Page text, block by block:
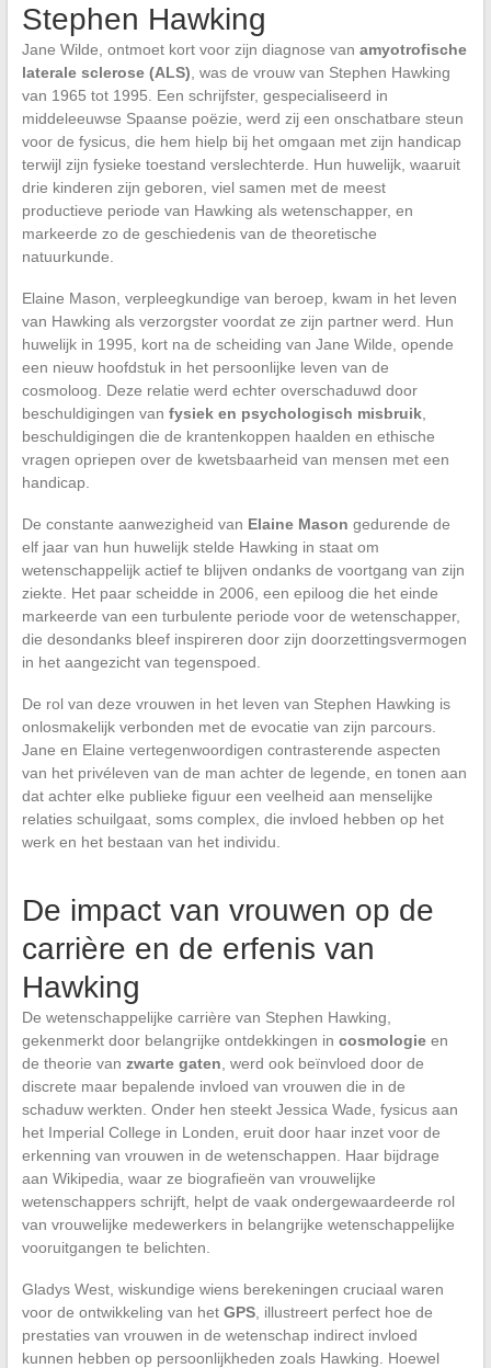
Stephen Hawking
Jane Wilde, ontmoet kort voor zijn diagnose van amyotrofische
laterale sclerose (ALS) , was de vrouw van Stephen Hawking
van 1965 tot 1995. Een schrijfster, gespecialiseerd in
middeleeuwse Spaanse poëzie, werd zij een onschatbare steun
voor de fysicus, die hem hielp bij het omgaan met zijn handicap
terwijl zijn fysieke toestand verslechterde. Hun huwelijk, waaruit
drie kinderen zijn geboren, viel samen met de meest
productieve periode van Hawking als wetenschapper, en
markeerde zo de geschiedenis van de theoretische
natuurkunde.
Elaine Mason, verpleegkundige van beroep, kwam in het leven
van Hawking als verzorgster voordat ze zijn partner werd. Hun
huwelijk in 1995, kort na de scheiding van Jane Wilde, opende
een nieuw hoofdstuk in het persoonlijke leven van de
cosmoloog. Deze relatie werd echter overschaduwd door
beschuldigingen van fysiek en psychologisch misbruik,
beschuldigingen die de krantenkoppen haalden en ethische
vragen opriepen over de kwetsbaarheid van mensen met een
handicap.
De constante aanwezigheid van Elaine Mason gedurende de
elf jaar van hun huwelijk stelde Hawking in staat om
wetenschappelijk actief te blijven ondanks de voortgang van zijn
ziekte. Het paar scheidde in 2006, een epiloog die het einde
markeerde van een turbulente periode voor de wetenschapper,
die desondanks bleef inspireren door zijn doorzettingsvermogen
in het aangezicht van tegenspoed.
De rol van deze vrouwen in het leven van Stephen Hawking is
onlosmakelijk verbonden met de evocatie van zijn parcours.
Jane en Elaine vertegenwoordigen contrasterende aspecten
van het privéleven van de man achter de legende, en tonen aan
dat achter elke publieke figuur een veelheid aan menselijke
relaties schuilgaat, soms complex, die invloed hebben op het
werk en het bestaan van het individu.
De impact van vrouwen op de
carrière en de erfenis van
Hawking
De wetenschappelijke carrière van Stephen Hawking,
gekenmerkt door belangrijke ontdekkingen in cosmologieen
de theorie van zwarte gaten , werd ook beïnvloed door de
discrete maar bepalende invloed van vrouwen die in de
schaduw werkten. Onder hen steekt Jessica Wade, fysicus aan
het Imperial College in Londen, eruit door haar inzet voor de
erkenning van vrouwen in de wetenschappen. Haar bijdrage
aan Wikipedia, waar ze biografieën van vrouwelijke
wetenschappers schrijft, helpt de vaak ondergewaardeerde rol
van vrouwelijke medewerkers in belangrijke wetenschappelijke
vooruitgangen te belichten.
Gladys West, wiskundige wiens berekeningen cruciaal waren
voor de ontwikkeling van het GPS, illustreert perfect hoe de
prestaties van vrouwen in de wetenschap indirect invloed
kunnen hebben op persoonlijkheden zoals Hawking. Hoewel